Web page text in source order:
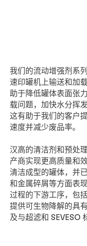
我们的流动增强剂系
速印罐机上输送和加
助于降低罐体表面张
载问题，加快水分挥
这有助于我们的客户
速度并减少废品率。
汉高的清洁剂和预处
产商实现更高质量和
清洁成型的罐体，并
和金属碎屑等方面表
过程的下游工序，包
提供可生物降解的具
及与超滤和 SEVESO